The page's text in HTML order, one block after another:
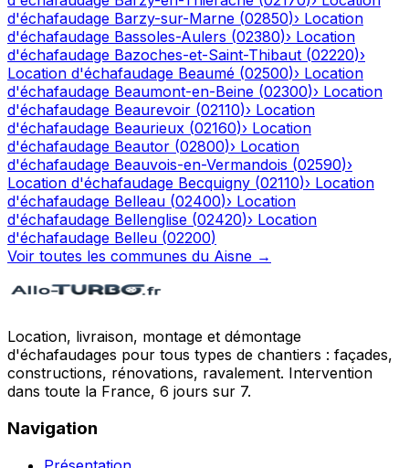
d'échafaudage Barzy-sur-Marne (02850)› Location
d'échafaudage Bassoles-Aulers (02380)› Location
d'échafaudage Bazoches-et-Saint-Thibaut (02220)›
Location d'échafaudage Beaumé (02500)› Location
d'échafaudage Beaumont-en-Beine (02300)› Location
d'échafaudage Beaurevoir (02110)› Location
d'échafaudage Beaurieux (02160)› Location
d'échafaudage Beautor (02800)› Location
d'échafaudage Beauvois-en-Vermandois (02590)›
Location d'échafaudage Becquigny (02110)› Location
d'échafaudage Belleau (02400)› Location
d'échafaudage Bellenglise (02420)› Location
d'échafaudage Belleu (02200)
Voir toutes les communes du Aisne →
Location, livraison, montage et démontage
d'échafaudages pour tous types de chantiers : façades,
constructions, rénovations, ravalement. Intervention
dans toute la France, 6 jours sur 7.
Navigation